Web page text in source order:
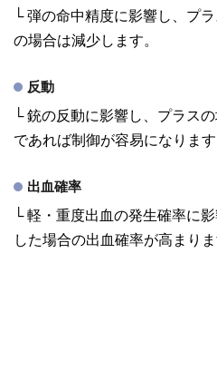
└ 弾の命中精度に影響し、プ
の場合は減少します。
反動
└ 銃の反動に影響し、プラス
であれば制御が容易になります
出血確率
└ 軽・重度出血の発生確率に
した場合の出血確率が高まりま